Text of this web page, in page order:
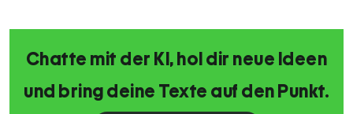
Chatte mit der KI, hol dir neue Ideen
und bring deine Texte auf den Punkt.